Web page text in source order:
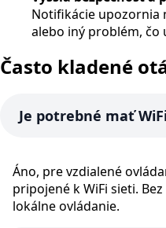
Notifikácie upozornia
alebo iný problém, čo
Často kladené
Je potrebné mať
Áno, pre vzdialené
pripojené k WiFi sieti.
lokálne ovládanie.